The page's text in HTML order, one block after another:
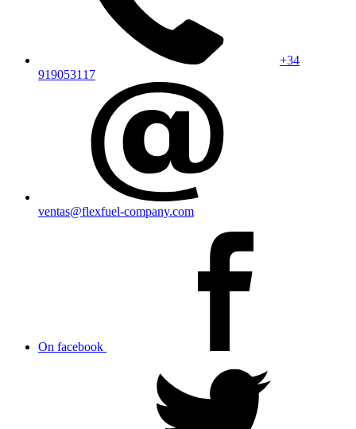
+34
919053117
ventas@flexfuel-company.com
On facebook